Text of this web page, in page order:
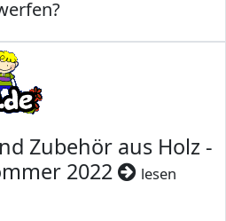
Zubehör aus Holz -
2022
lesen